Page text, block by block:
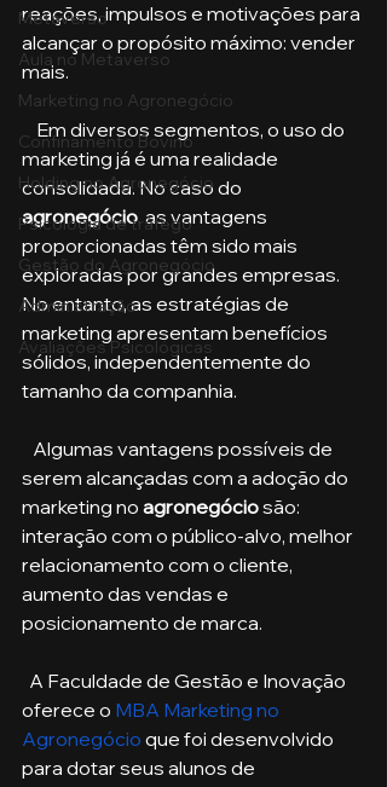
Metaverso
Aula no Metaverso
Marketing no Agronegócio
Confinamento Bovino
Holding no Agronegócio
Psicologia de tráfego
Gestão do Agronegócio
Administração
Avaliações Psicológicas
reações, impulsos e motivações para
alcançar o propósito máximo: vender
mais.
    Em diversos segmentos, o uso do
marketing já é uma realidade
consolidada. No caso do
agronegócio, as vantagens
proporcionadas têm sido mais
exploradas por grandes empresas.
No entanto, as estratégias de
marketing apresentam benefícios
sólidos, independentemente do
tamanho da companhia.
serem alcançadas com a adoção do
marketing no agronegócio são:
interação com o público-alvo, melhor
relacionamento com o cliente,
aumento das vendas e
posicionamento de marca.
oferece o MBA Marketing no
Agronegócio que foi desenvolvido
para dotar seus alunos de